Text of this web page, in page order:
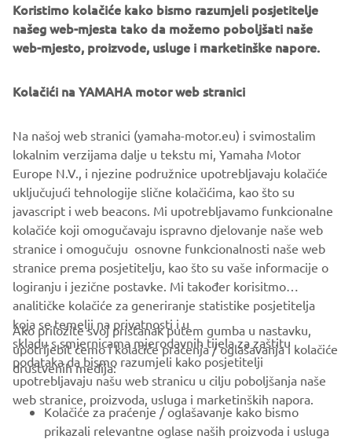
BUSTER IN YOUR POCKET
BUSTER APP
the logbook with you where ever you might go. Buster
winter storage for each boater. By linking the Buster app
with your Buster Q device you can see e.g. trips cruised,
boat location, fuel level and battery voltage.
CORPORATE
FOR BUSINESS
Koristimo kolačiće kako bismo razumjeli posjetitelje
našeg web-mjesta tako da možemo poboljšati naše
web-mjesto, proizvode, usluge i marketinške napore.
Kolačići na YAMAHA motor web stranici
Na našoj web stranici (yamaha-motor.eu) i svimostalim
lokalnim verzijama dalje u tekstu mi, Yamaha Motor
Europe N.V., i njezine podružnice upotrebljavaju kolačiće
uključujući tehnologije slične kolačićima, kao što su
javascript i web beacons. Mi upotrebljavamo funkcionalne
kolačiće koji omogučavaju ispravno djelovanje naše web
stranice i omogučuju osnovne funkcionalnosti naše web
stranice prema posjetitelju, kao što su vaše informacije o
logiranju i jezične postavke. Mi također korisitmo
analitičke kolačiće za generiranje statistike posjetitelja
koja se temelji na privatnosti i u
skladu s smjernicama mjerodavnih tijela za zaštitu
podataka da bismo razumjeli kako posjetitelji
upotrebljavaju našu web stranicu u cilju poboljšanja naše
web stranice, proizvoda, usluga i marketinških napora.
Ako priložite svoj pristanak putem gumba u nastavku,
upotrijebit ćemo i kolačiće praćenja / oglašavanja i kolačiće
društvenih medija:
Kolačiće za praćenje / oglašavanje kako bismo
prikazali relevantne oglase naših proizvoda i usluga